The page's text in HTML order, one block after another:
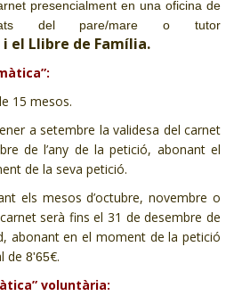
presencialment en una oficina de
del pare/mare o tutor
el Llibre de Família.
15 mesos.
a setembre la validesa del carnet
de l’any de la petició, abonant el
de la seva petició.
els mesos d’octubre, novembre o
serà fins el 31 de desembre de
abonant en el moment de la petició
de 8'65€.
voluntària: